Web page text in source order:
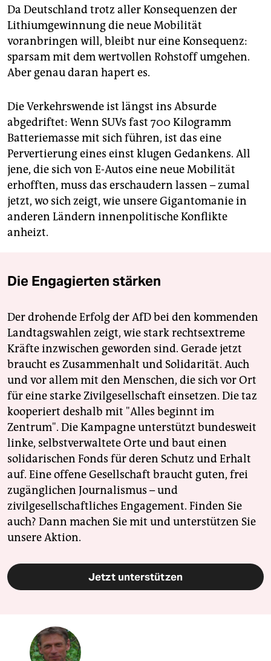
Da Deutschland trotz aller Konsequenzen der
Lithiumgewinnung die neue Mobilität
voranbringen will, bleibt nur eine Konsequenz:
sparsam mit dem wertvollen Rohstoff umgehen.
Aber genau daran hapert es.
Die Verkehrswende ist längst ins Absurde
abgedriftet: Wenn SUVs fast 700 Kilogramm
Batteriemasse mit sich führen, ist das eine
Pervertierung eines einst klugen Gedankens. All
jene, die sich von E-Autos eine neue Mobilität
erhofften, muss das erschaudern lassen – zumal
jetzt, wo sich zeigt, wie unsere Gigantomanie in
anderen Ländern innenpolitische Konflikte
anheizt.
Die Engagierten stärken
Der drohende Erfolg der AfD bei den kommenden
Landtagswahlen zeigt, wie stark rechtsextreme
Kräfte inzwischen geworden sind. Gerade jetzt
braucht es Zusammenhalt und Solidarität. Auch
und vor allem mit den Menschen, die sich vor Ort
für eine starke Zivilgesellschaft einsetzen. Die taz
kooperiert deshalb mit "Alles beginnt im
Zentrum". Die Kampagne unterstützt bundesweit
linke, selbstverwaltete Orte und baut einen
solidarischen Fonds für deren Schutz und Erhalt
auf. Eine offene Gesellschaft braucht guten, frei
zugänglichen Journalismus – und
zivilgesellschaftliches Engagement. Finden Sie
auch? Dann machen Sie mit und unterstützen Sie
unsere Aktion.
Jetzt unterstützen